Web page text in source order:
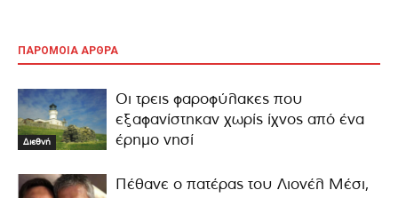
ΠΑΡΟΜΟΙΑ ΑΡΘΡΑ
Διεθνή
Οι τρεις φαροφύλακες που
εξαφανίστηκαν χωρίς ίχνος από ένα
έρημο νησί
Πέθανε ο πατέρας του Λιονέλ Μέσι,